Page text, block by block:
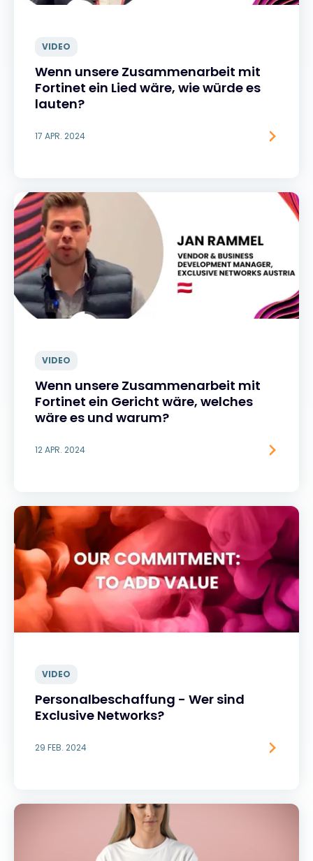
VIDEO
Wenn unsere Zusammenarbeit mit
Fortinet ein Lied wäre, wie würde es
lauten?
17 APR. 2024
VIDEO
Wenn unsere Zusammenarbeit mit
Fortinet ein Gericht wäre, welches
wäre es und warum?
12 APR. 2024
VIDEO
Personalbeschaffung - Wer sind
Exclusive Networks?
29 FEB. 2024